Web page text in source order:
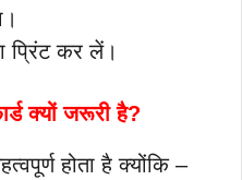
प्रिंट कर लें।
क्यों जरूरी है?
होता है क्योंकि –